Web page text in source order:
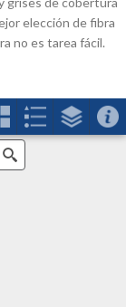
elección de fibra
no es tarea fácil.